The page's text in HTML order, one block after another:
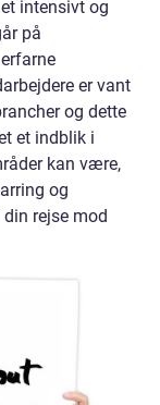
intensivt og
på
er vant
og dette
et indblik i
kan være,
og
rejse mod